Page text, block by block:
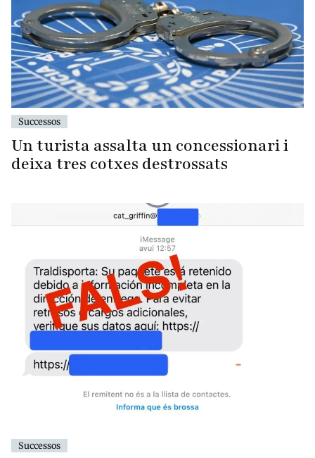
Successos
Un turista assalta un concessionari i
deixa tres cotxes destrossats
Successos